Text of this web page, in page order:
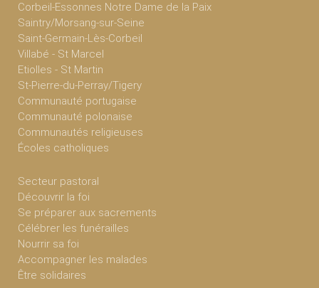
Corbeil-Essonnes Notre Dame de la Paix
Saintry/Morsang-sur-Seine
Saint-Germain-Lès-Corbeil
Villabé - St Marcel
Etiolles - St Martin
St-Pierre-du-Perray/Tigery
Communauté portugaise
Communauté polonaise
Communautés religieuses
Écoles catholiques
Secteur pastoral
Découvrir la foi
Se préparer aux sacrements
Célébrer les funérailles
Nourrir sa foi
Accompagner les malades
Être solidaires